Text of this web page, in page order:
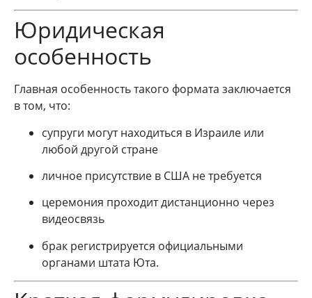
Юридическая
особенность
Главная особенность такого формата заключается
в том, что:
супруги могут находиться в Израиле или
любой другой стране
личное присутствие в США не требуется
церемония проходит дистанционно через
видеосвязь
брак регистрируется официальными
органами штата Юта.